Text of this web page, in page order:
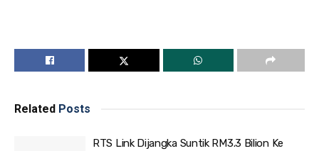
Related Posts
RTS Link Dijangka Suntik RM3.3 Bilion Ke